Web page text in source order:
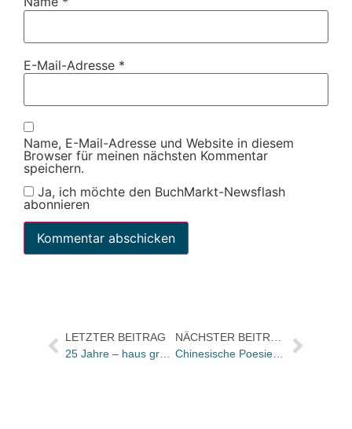
E-Mail-Adresse *
Name, E-Mail-Adresse und Website in diesem
Browser für meinen nächsten Kommentar
speichern.
Ja, ich möchte den BuchMarkt-Newsflash
abonnieren
LETZTER BEITRAG
25 Jahre – haus grenzenlos –